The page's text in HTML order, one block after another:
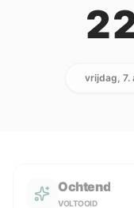
vrijdag, 7.
Ochtend
VOLTOOID